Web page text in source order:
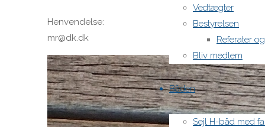
Vedtægter
Bestyrelsen
Referater
Bliv medlem
Båden
Sejl H-båd med
Henvendelse:
mr@dk.dk